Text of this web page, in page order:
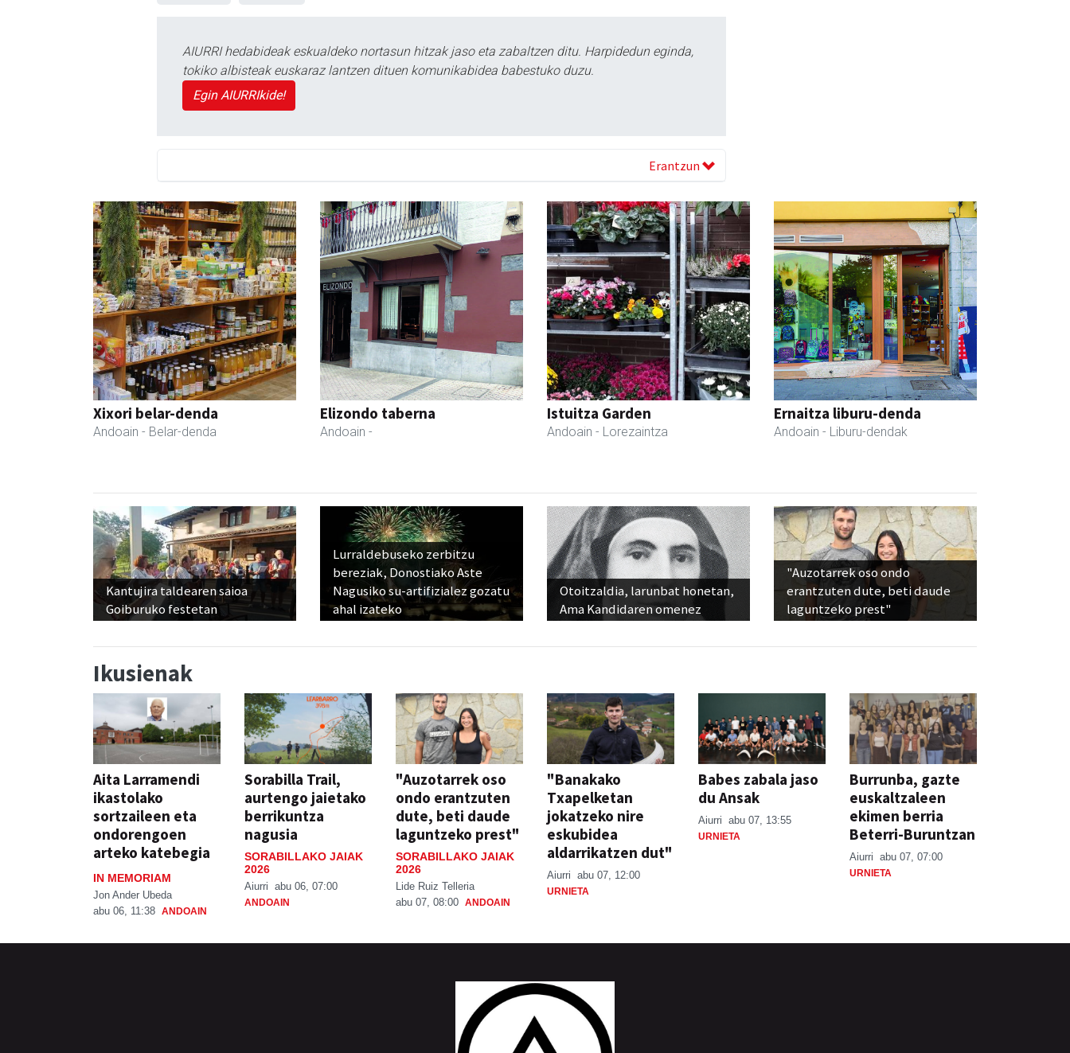
AIURRI hedabideak eskualdeko nortasun hitzak jaso eta zabaltzen ditu. Harpidedun eginda,
tokiko albisteak euskaraz lantzen dituen komunikabidea babestuko duzu.
Egin AIURRIkide!
Erantzun
Xixori belar-denda
Andoain - Belar-denda
Elizondo taberna
Andoain -
Istuitza Garden
Andoain - Lorezaintza
Ernaitza liburu-denda
Andoain - Liburu-dendak
Kantujira taldearen saioa
Goiburuko festetan
Lurraldebuseko zerbitzu
bereziak, Donostiako Aste
Nagusiko su-artifizialez gozatu
ahal izateko
Otoitzaldia, larunbat honetan,
Ama Kandidaren omenez
"Auzotarrek oso ondo
erantzuten dute, beti daude
laguntzeko prest"
Ikusienak
Aita Larramendi
ikastolako
sortzaileen eta
ondorengoen
arteko katebegia
IN MEMORIAM
Jon Ander Ubeda
abu 06, 11:38 ANDOAIN
Sorabilla Trail,
aurtengo jaietako
berrikuntza
nagusia
SORABILLAKO JAIAK
2026
Aiurri abu 06, 07:00
ANDOAIN
"Auzotarrek oso
ondo erantzuten
dute, beti daude
laguntzeko prest"
SORABILLAKO JAIAK
2026
Lide Ruiz Telleria
abu 07, 08:00 ANDOAIN
"Banakako
Txapelketan
jokatzeko nire
eskubidea
aldarrikatzen dut"
Aiurri abu 07, 12:00
URNIETA
Babes zabala jaso
du Ansak
Aiurri abu 07, 13:55
URNIETA
Burrunba, gazte
euskaltzaleen
ekimen berria
Beterri-Buruntzan
Aiurri abu 07, 07:00
URNIETA